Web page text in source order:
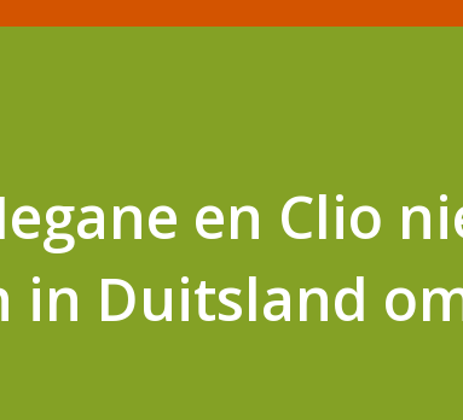
en Clio
in Duitsland